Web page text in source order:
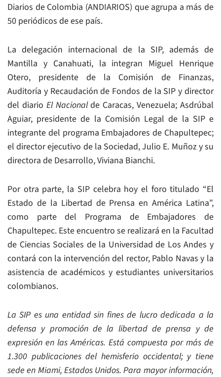
Diarios de Colombia (ANDIARIOS) que agrupa a más de
50 periódicos de ese país.
La delegación internacional de la SIP, además de
Mantilla y Canahuati, la integran Miguel Henrique
Otero, presidente de la Comisión de Finanzas,
Auditoría y Recaudación de Fondos de la SIP y director
del diario El Nacionalde Caracas, Venezuela; Asdrúbal
Aguiar, presidente de la Comisión Legal de la SIP e
integrante del programa Embajadores de Chapultepec;
el director ejecutivo de la Sociedad, Julio E. Muñoz y su
directora de Desarrollo, Viviana Bianchi.
Por otra parte, la SIP celebra hoy el foro titulado “El
Estado de la Libertad de Prensa en América Latina”,
como parte del Programa de Embajadores de
Chapultepec. Este encuentro se realizará en la Facultad
de Ciencias Sociales de la Universidad de Los Andes y
contará con la intervención del rector, Pablo Navas y la
asistencia de académicos y estudiantes universitarios
colombianos.
La SIP es una entidad sin fines de lucro dedicada a la
defensa y promoción de la libertad de prensa y de
expresión en las Américas. Está compuesta por más de
1.300 publicaciones del hemisferio occidental; y tiene
sede en Miami, Estados Unidos. Para mayor información,